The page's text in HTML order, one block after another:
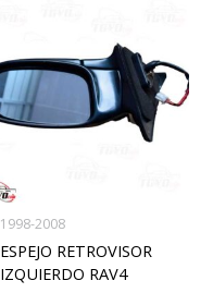
1998-2008
ESPEJO RETROVISOR
IZQUIERDO RAV4